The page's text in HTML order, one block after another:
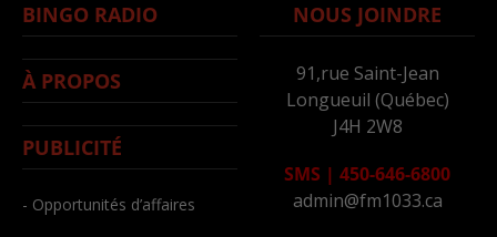
BINGO RADIO
À PROPOS
PUBLICITÉ
- Opportunités d’affaires
NOUS JOINDRE
91,rue Saint-Jean
Longueuil (Québec)
J4H 2W8
SMS | 450-646-6800
admin@fm1033.ca